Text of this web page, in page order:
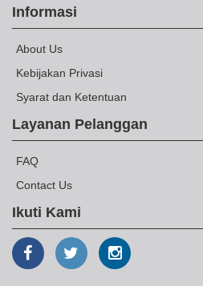
Informasi
About Us
Kebijakan Privasi
Syarat dan Ketentuan
Layanan Pelanggan
FAQ
Contact Us
Ikuti Kami